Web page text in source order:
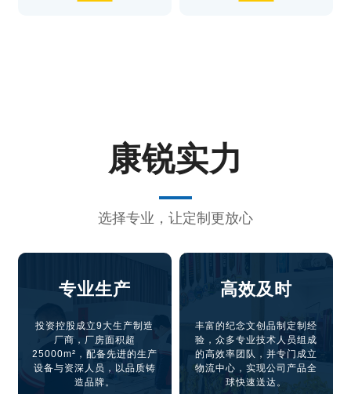
康锐实力
选择专业，让定制更放心
专业生产
投资控股成立9大生产制造
厂商，厂房面积超
25000m²，配备先进的生产
设备与资深人员，以品质铸
造品牌。
高效及时
丰富的纪念文创品制定制经
验，众多专业技术人员组成
的高效率团队，并专门成立
物流中心，实现公司产品全
球快速送达。